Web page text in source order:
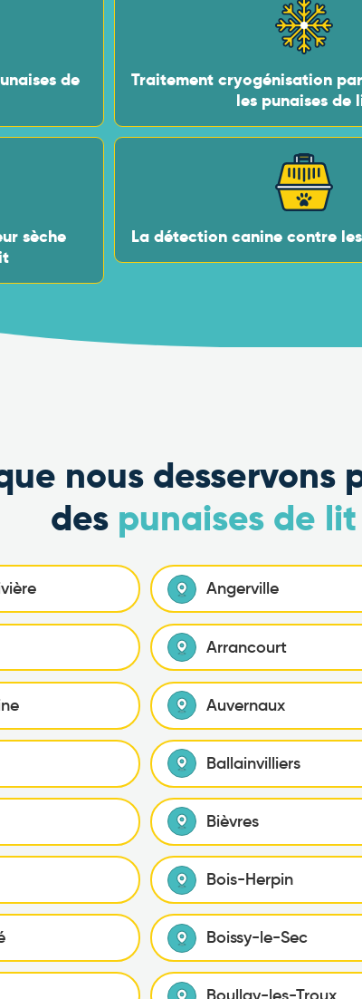
de
Traitement cryogénisation
les punaises de
sèche
La détection canine contre
nous
des punaises de lit
Angerville
Arrancourt
Auvernaux
Ballainvilliers
Bièvres
Bois-Herpin
Boissy-le-Sec